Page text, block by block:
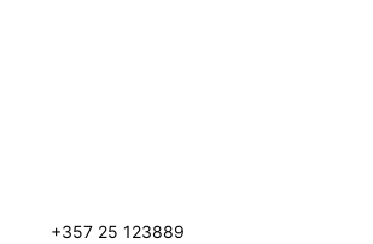
+357 25 123889